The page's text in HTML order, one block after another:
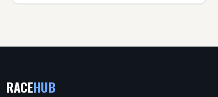
RACEHUB